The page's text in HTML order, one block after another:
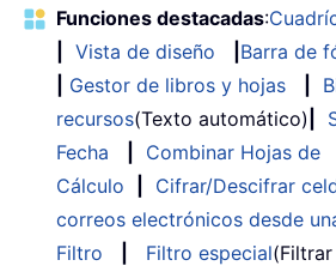
Funciones destacadas:
Vista de diseño
Barra de
Gestor de libros y hojas
recursos(Texto automático)
Fecha
Combinar Hojas de
Cálculo
Cifrar/Descifrar
correos electrónicos desde
Filtro
Filtro especial